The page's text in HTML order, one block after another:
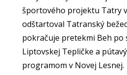
športového projektu Tatry
odštartoval Tatranský
pokračuje pretekmi Beh po
Liptovskej Tepličke a
programom v Novej Lesnej.